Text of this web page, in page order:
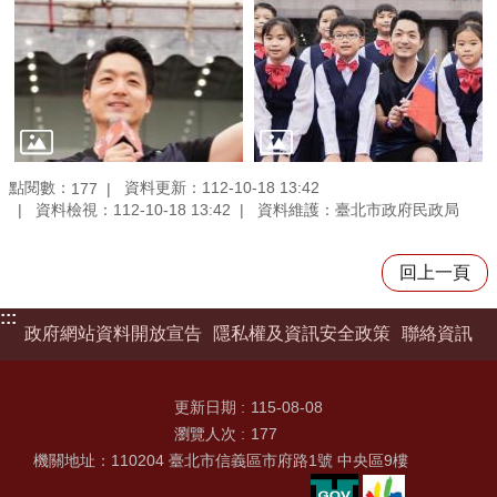
點閱數： 177
資料更新：112-10-18 13:42
資料檢視：112-10-18 13:42
資料維護：臺北市政府民政局
回上一頁
:::
政府網站資料開放宣告
隱私權及資訊安全政策 聯絡資訊
更新日期
115-08-08
瀏覽人次
177
機關地址：110204 臺北市信義區市府路1號 中央區9樓